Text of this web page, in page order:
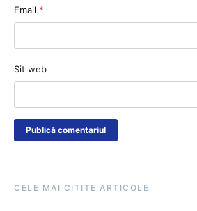
Email *
Sit web
CELE MAI CITITE ARTICOLE